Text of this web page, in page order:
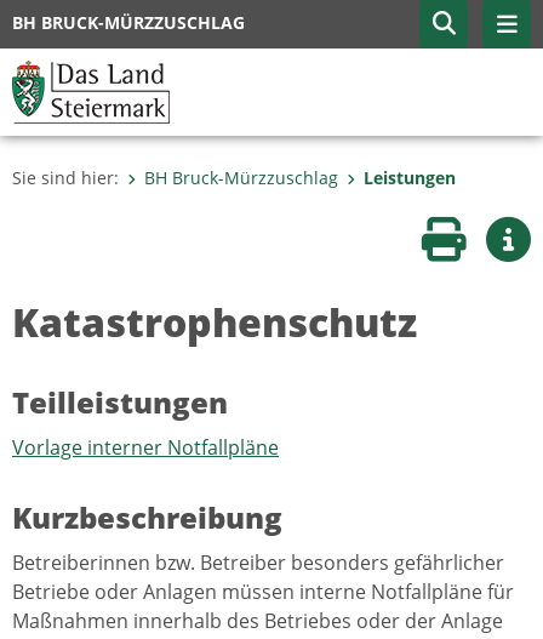
BH BRUCK-MÜRZZUSCHLAG
Sie sind hier: BH Bruck-Mürzzuschlag Leistungen
Seite
Katastrophenschutz
Teilleistungen
Vorlage interner Notfallpläne
Kurzbeschreibung
Betreiberinnen bzw. Betreiber besonders gefährlicher
Betriebe oder Anlagen müssen interne Notfallpläne für
Maßnahmen innerhalb des Betriebes oder der Anlage